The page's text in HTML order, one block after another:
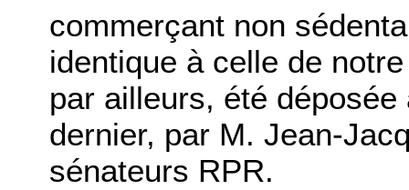
commerçant non
identique à celle de
par ailleurs, été
dernier, par M. Jean-
sénateurs RPR.